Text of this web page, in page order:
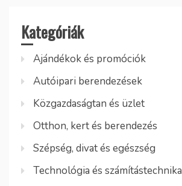
Kategóriák
Ajándékok és promóciók
Autóipari berendezések
Közgazdaságtan és üzlet
Otthon, kert és berendezés
Szépség, divat és egészség
Technológia és számítástechnika